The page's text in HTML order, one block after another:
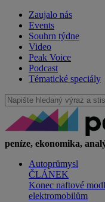
Zaujalo nás
Events
Souhrn týdne
Video
Peak Voice
Podcast
Tématické speciály
peníze, ekonomika,
Autoprůmysl
ČLÁNEK
Konec naftové
elektromobilům